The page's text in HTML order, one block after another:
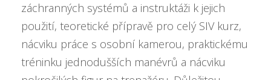
záchranných systémů a instruktáži k jejich
použití, teoretické přípravě pro celý SIV kurz,
nácviku práce s osobní kamerou, praktickému
tréninku jednodušších manévrů a nácviku